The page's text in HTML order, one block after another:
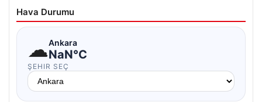
Hava Durumu
☁Ankara
NaN°C
ŞEHIR SEÇ